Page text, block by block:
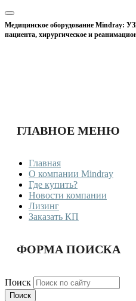
Медицинское оборудование Mindray:
пациента, хирургическое и
ГЛАВНОЕ МЕНЮ
Главная
О компании Mindray
Где купить?
Новости компании
Лизинг
Заказать КП
ФОРМА ПОИСКА
Поиск